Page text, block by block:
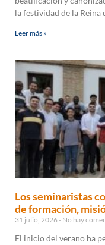
la festividad de la Reina
Leer más »
Los seminaristas
de formación,
31 julio, 2026 No hay
El inicio del verano ha